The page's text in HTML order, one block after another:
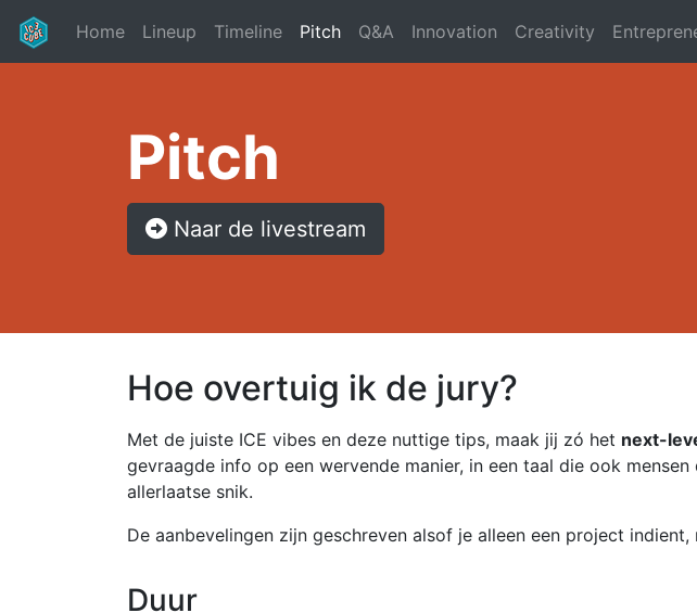
Home Lineup Timeline Pitch(current)
Q&A Innovation Creativity
Pitch
Naar de livestream
Hoe overtuig ik de jury?
Met de juiste ICE vibes en deze nuttige tips, maak jij zó het next-
gevraagde info op een wervende manier, in een taal die ook
allerlaatse snik.
De aanbevelingen zijn geschreven alsof je alleen een project
Duur